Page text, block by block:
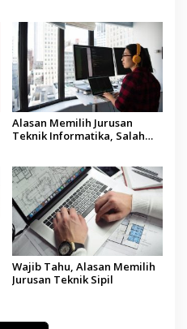
Alasan Memilih Jurusan
Teknik Informatika, Salah
Wajib Tahu, Alasan Memilih
Jurusan Teknik Sipil